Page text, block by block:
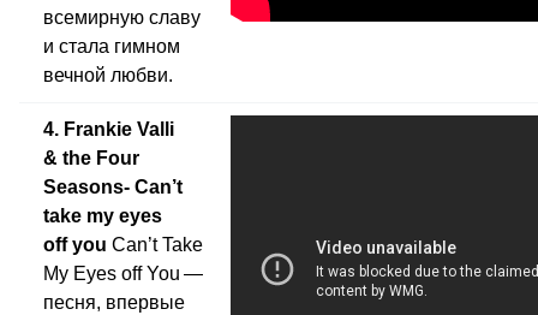
всемирную славу
и стала гимном
вечной любви.
4. Frankie Valli
& the Four
Seasons- Can’t
take my eyes
off you Can’t Take
My Eyes off You —
песня, впервые